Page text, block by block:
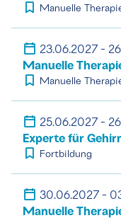
Manuelle
23.06.2027 -
Manuelle
Manuelle
25.06.2027 -
Experte für
Fortbildung
30.06.2027 -
Manuelle